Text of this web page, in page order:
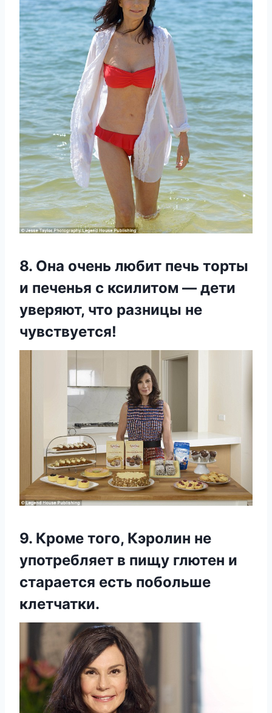
8. Она очень любит печь торты
и печенья с ксилитом — дети
уверяют, что разницы не
чувствуется!
9. Кроме того, Кэролин не
употребляет в пищу глютен и
старается есть побольше
клетчатки.